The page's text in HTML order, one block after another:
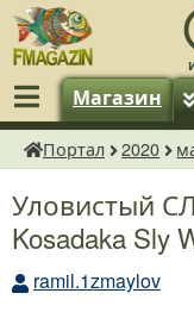
Магазин
fMagazin.ru
Портал 2020
Уловистый
Kosadaka Sly
ramil.1zmaylov